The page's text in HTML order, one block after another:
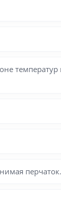
перчаток.